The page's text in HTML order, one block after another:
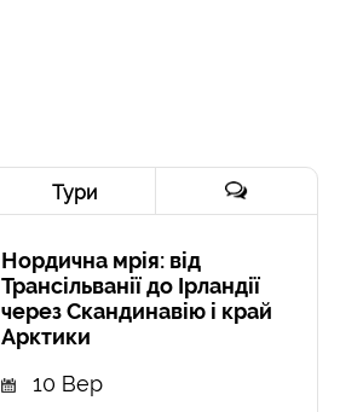
Тури
Нордична мрія: від
Трансільванії до Ірландії
через Скандинавію і край
Арктики
10 Вер